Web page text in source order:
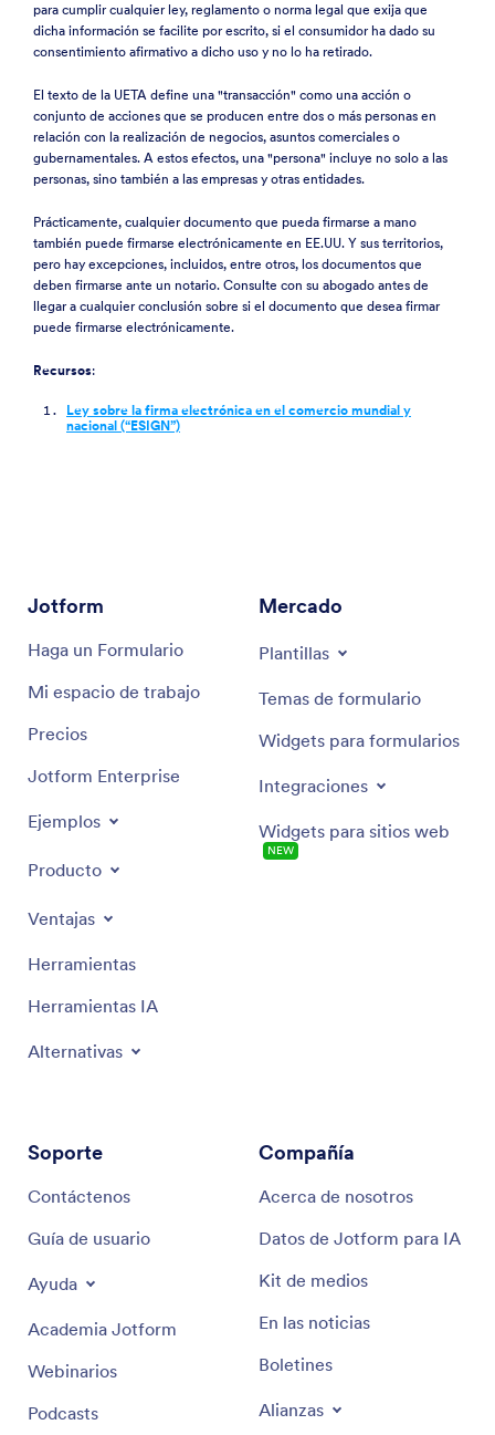
para cumplir cualquier ley, reglamento o norma legal que exija que
dicha información se facilite por escrito, si el consumidor ha dado su
consentimiento afirmativo a dicho uso y no lo ha retirado.
El texto de la UETA define una "transacción" como una acción o
conjunto de acciones que se producen entre dos o más personas en
relación con la realización de negocios, asuntos comerciales o
gubernamentales. A estos efectos, una "persona" incluye no solo a las
personas, sino también a las empresas y otras entidades.
Prácticamente, cualquier documento que pueda firmarse a mano
también puede firmarse electrónicamente en EE.UU. Y sus territorios,
pero hay excepciones, incluidos, entre otros, los documentos que
deben firmarse ante un notario. Consulte con su abogado antes de
llegar a cualquier conclusión sobre si el documento que desea firmar
puede firmarse electrónicamente.
Recursos:
Ley sobre la firma electrónica en el comercio mundial y
nacional (“ESIGN”)
Jotform
Haga un Formulario
Mi espacio de trabajo
Precios
Jotform Enterprise
Ejemplos
Producto
Ventajas
Herramientas
Herramientas IA
Alternativas
Mercado
Plantillas
Temas de formulario
Widgets para formularios
Integraciones
Widgets para sitios web
NEW
Soporte
Contáctenos
Guía de usuario
Ayuda
Academia Jotform
Webinarios
Podcasts
Compañía
Acerca de nosotros
Datos de Jotform para IA
Kit de medios
En las noticias
Boletines
Alianzas